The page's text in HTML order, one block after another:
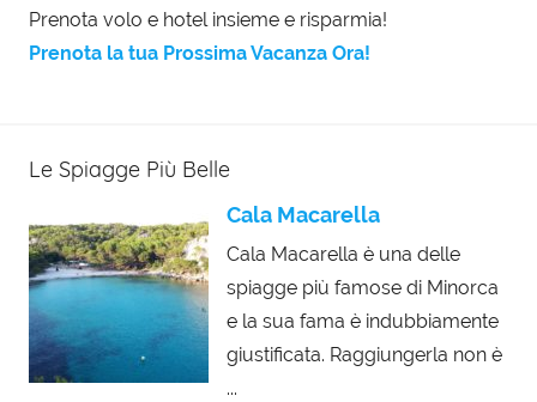
Prenota volo e hotel insieme e risparmia!
Prenota la tua Prossima Vacanza Ora!
Le Spiagge Più Belle
Cala Macarella
Cala Macarella è una delle
spiagge più famose di Minorca
e la sua fama è indubbiamente
giustificata. Raggiungerla non è
...